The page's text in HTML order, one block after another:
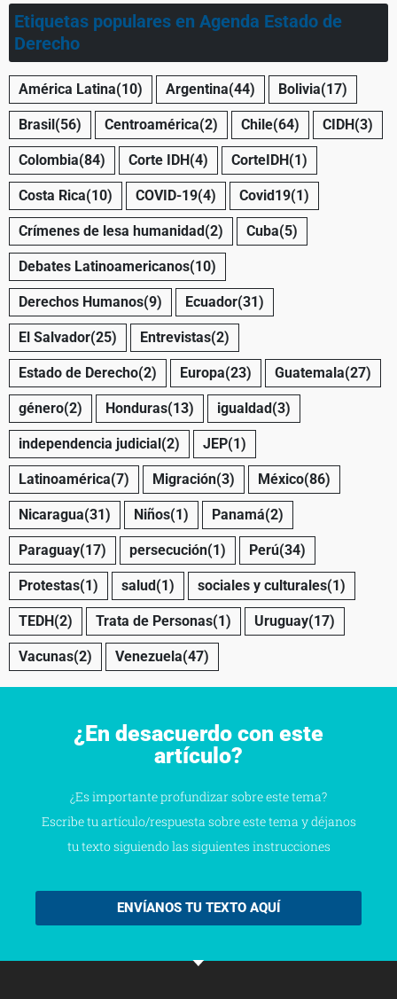
Etiquetas populares en Agenda Estado de
Derecho
América Latina(10) Argentina(44) Bolivia(17)
Brasil (56) Centroamérica(2) Chile(64) CIDH (3)
Colombia(84) Corte IDH (4) CorteIDH (1)
Costa Rica(10) COVID-19(4) Covid19(1)
Crímenes de lesa humanidad (2) Cuba(5)
Debates Latinoamericanos(10)
Derechos Humanos(9) Ecuador(31)
El Salvador(25) Entrevistas(2)
Estado de Derecho(2) Europa(23) Guatemala(27)
género(2) Honduras(13) igualdad (3)
independencia judicial (2) JEP(1)
Latinoamérica(7) Migración(3) México(86)
Nicaragua(31) Niños(1) Panamá(2)
Paraguay(17) persecución(1) Perú(34)
Protestas(1) salud (1) sociales y culturales(1)
TEDH (2) Trata de Personas(1) Uruguay(17)
Vacunas(2) Venezuela(47)
¿En desacuerdo con este
artículo?
¿Es importante profundizar sobre este tema?
Escribe tu artículo/respuesta sobre este tema y déjanos
tu texto siguiendo las siguientes instrucciones
ENVÍANOS TU TEXTO AQUÍ